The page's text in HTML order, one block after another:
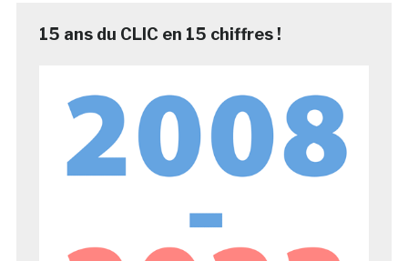
15 ans du CLIC en 15 chiffres !